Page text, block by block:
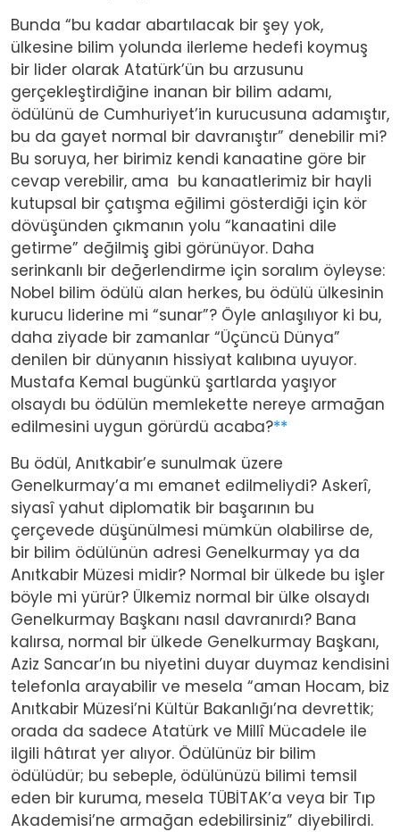
Bunda “bu kadar abartılacak bir şey yok,
ülkesine bilim yolunda ilerleme hedefi koymuş
bir lider olarak Atatürk’ün bu arzusunu
gerçekleştirdiğine inanan bir bilim adamı,
ödülünü de Cumhuriyet’in kurucusuna adamıştır,
bu da gayet normal bir davranıştır” denebilir mi?
Bu soruya, her birimiz kendi kanaatine göre bir
cevap verebilir, ama bu kanaatlerimiz bir hayli
kutupsal bir çatışma eğilimi gösterdiği için kör
dövüşünden çıkmanın yolu “kanaatini dile
getirme” değilmiş gibi görünüyor. Daha
serinkanlı bir değerlendirme için soralım öyleyse:
Nobel bilim ödülü alan herkes, bu ödülü ülkesinin
kurucu liderine mi “sunar”? Öyle anlaşılıyor ki bu,
daha ziyade bir zamanlar “Üçüncü Dünya”
denilen bir dünyanın hissiyat kalıbına uyuyor.
Mustafa Kemal bugünkü şartlarda yaşıyor
olsaydı bu ödülün memlekette nereye armağan
edilmesini uygun görürdü acaba?**
Bu ödül, Anıtkabir’e sunulmak üzere
Genelkurmay’a mı emanet edilmeliydi? Askerî,
siyasî yahut diplomatik bir başarının bu
çerçevede düşünülmesi mümkün olabilirse de,
bir bilim ödülünün adresi Genelkurmay ya da
Anıtkabir Müzesi midir? Normal bir ülkede bu işler
böyle mi yürür? Ülkemiz normal bir ülke olsaydı
Genelkurmay Başkanı nasıl davranırdı? Bana
kalırsa, normal bir ülkede Genelkurmay Başkanı,
Aziz Sancar’ın bu niyetini duyar duymaz kendisini
telefonla arayabilir ve mesela “aman Hocam, biz
Anıtkabir Müzesi’ni Kültür Bakanlığı’na devrettik;
orada da sadece Atatürk ve Millî Mücadele ile
ilgili hâtırat yer alıyor. Ödülünüz bir bilim
ödülüdür; bu sebeple, ödülünüzü bilimi temsil
eden bir kuruma, mesela TÜBİTAK’a veya bir Tıp
Akademisi’ne armağan edebilirsiniz” diyebilirdi.